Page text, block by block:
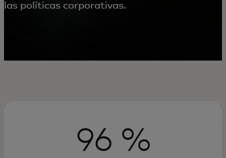
las políticas corporativas.
96 %